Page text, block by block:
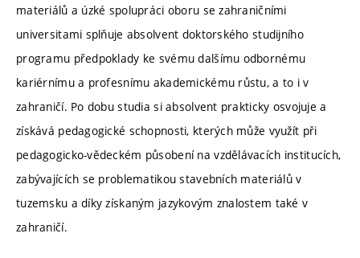
materiálů a úzké spolupráci oboru se zahraničními
universitami splňuje absolvent doktorského studijního
programu předpoklady ke svému dalšímu odbornému
kariérnímu a profesnímu akademickému růstu, a to i v
zahraničí. Po dobu studia si absolvent prakticky osvojuje a
získává pedagogické schopnosti, kterých může využít při
pedagogicko-vědeckém působení na vzdělávacích institucích,
zabývajících se problematikou stavebních materiálů v
tuzemsku a díky získaným jazykovým znalostem také v
zahraničí.